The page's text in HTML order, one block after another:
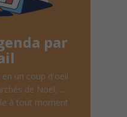
par
un coup d'oeil
de Noël, ...
à tout moment